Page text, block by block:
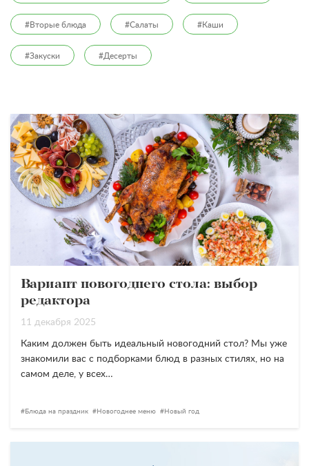
#Вторые блюда #Салаты #Каши
#Закуски #Десерты
Вариант новогоднего стола: выбор
редактора
11 декабря 2025
Каким должен быть идеальный новогодний стол? Мы уже
знакомили вас с подборками блюд в разных стилях, но на
самом деле, у всех…
Блюда на праздник Новогоднее меню Новый год